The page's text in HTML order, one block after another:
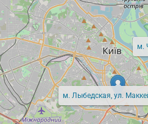
м. Лыбедская, ул.
м.